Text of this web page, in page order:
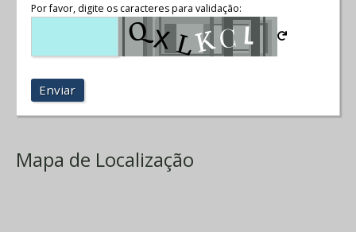
Por favor, digite os caracteres para validação:
Enviar
Mapa de Localização